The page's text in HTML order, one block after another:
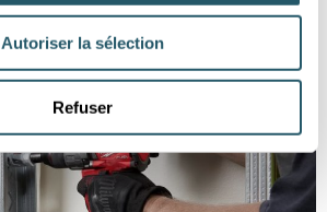
Autoriser la sélection
Refuser